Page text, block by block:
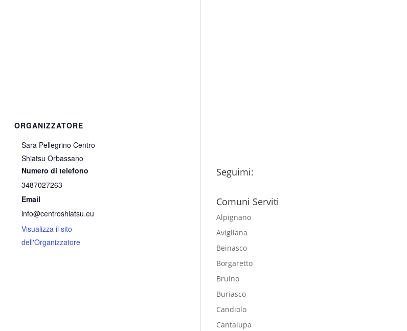
ORGANIZZATORE
Sara Pellegrino Centro
Shiatsu Orbassano
Numero di telefono
3487027263
Email
info@centroshiatsu.eu
Visualizza il sito
dell'Organizzatore
Seguimi:
Comuni Serviti
Alpignano
Avigliana
Beinasco
Borgaretto
Bruino
Buriasco
Candiolo
Cantalupa